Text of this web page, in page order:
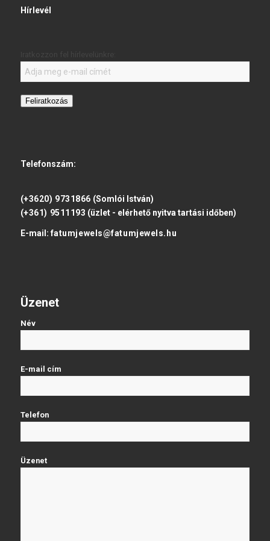
Hírlevél
Feliratkozás
Telefonszám:
(+3620) 9731866 (Somlói István)
(+361) 9511193 (üzlet - elérhető nyitva tartási időben)
E-mail: fatumjewels@fatumjewels.hu
Üzenet
Név
E-mail cím
Telefon
Üzenet